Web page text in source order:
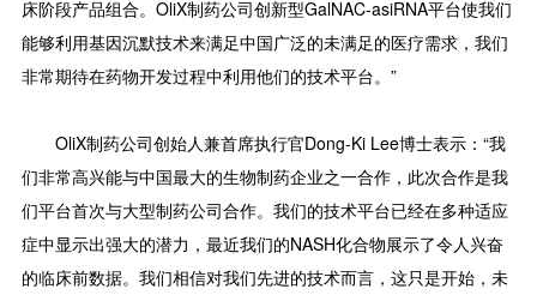
床阶段产品组合。OliX制药公司创新型GalNAC-asiRNA平台使我们
能够利用基因沉默技术来满足中国广泛的未满足的医疗需求，我们
非常期待在药物开发过程中利用他们的技术平台。”
OliX制药公司创始人兼首席执行官Dong-Ki Lee博士表示：“我
们非常高兴能与中国最大的生物制药企业之一合作，此次合作是我
们平台首次与大型制药公司合作。我们的技术平台已经在多种适应
症中显示出强大的潜力，最近我们的NASH化合物展示了令人兴奋
的临床前数据。我们相信对我们先进的技术而言，这只是开始，未